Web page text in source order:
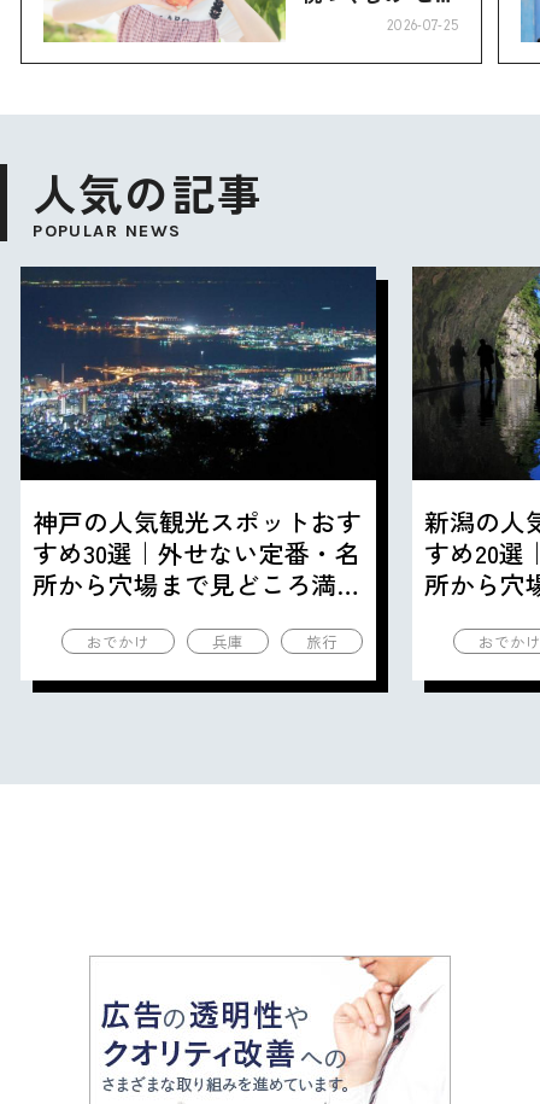
2026-07-25
人気の記事
POPULAR NEWS
神戸の人気観光スポットおす
すめ30選｜外せない定番・名
所から穴場まで見どころ満載
おでかけ 兵庫 旅行
新潟の人
すめ20選
所から穴
おでか